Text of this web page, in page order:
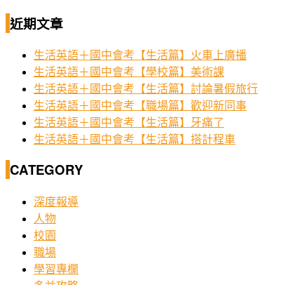
近期文章
生活英語＋國中會考【生活篇】火車上廣播
生活英語＋國中會考【學校篇】美術課
生活英語＋國中會考【生活篇】討論暑假旅行
生活英語＋國中會考【職場篇】歡迎新同事
生活英語＋國中會考【生活篇】牙痛了
生活英語＋國中會考【生活篇】搭計程車
CATEGORY
深度報導
人物
校園
職場
學習專欄